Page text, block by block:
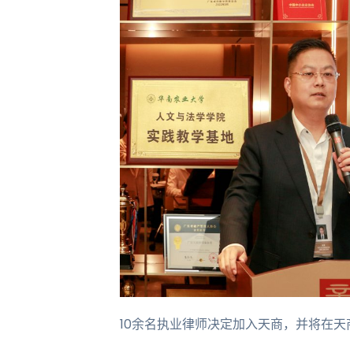
10余名执业律师决定加入天商，并将在